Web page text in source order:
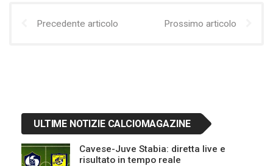
Precedente articolo Prossimo articolo
ULTIME NOTIZIE CALCIOMAGAZINE
Cavese-Juve Stabia: diretta live e
risultato in tempo reale